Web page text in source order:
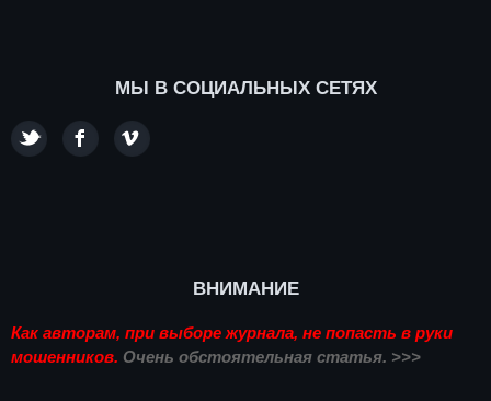
МЫ В СОЦИАЛЬНЫХ СЕТЯХ
ВНИМАНИЕ
Как авторам, при выборе журнала, не попасть в руки
мошенников. Очень обстоятельная статья. >>>